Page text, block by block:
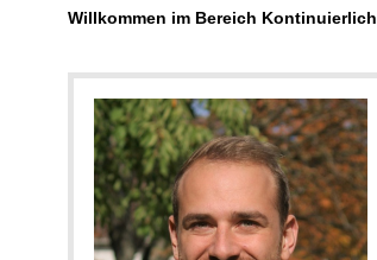
Willkommen im Bereich